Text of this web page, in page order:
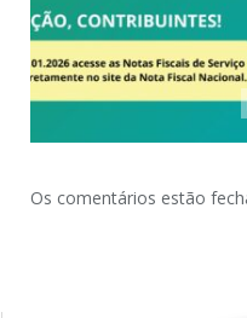
Os comentários estão